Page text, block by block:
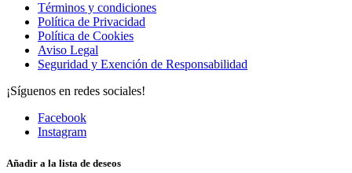
Términos y condiciones
Política de Privacidad
Política de Cookies
Aviso Legal
Seguridad y Exención de Responsabilidad
¡Síguenos en redes sociales!
Facebook
Instagram
Añadir a la lista de deseos